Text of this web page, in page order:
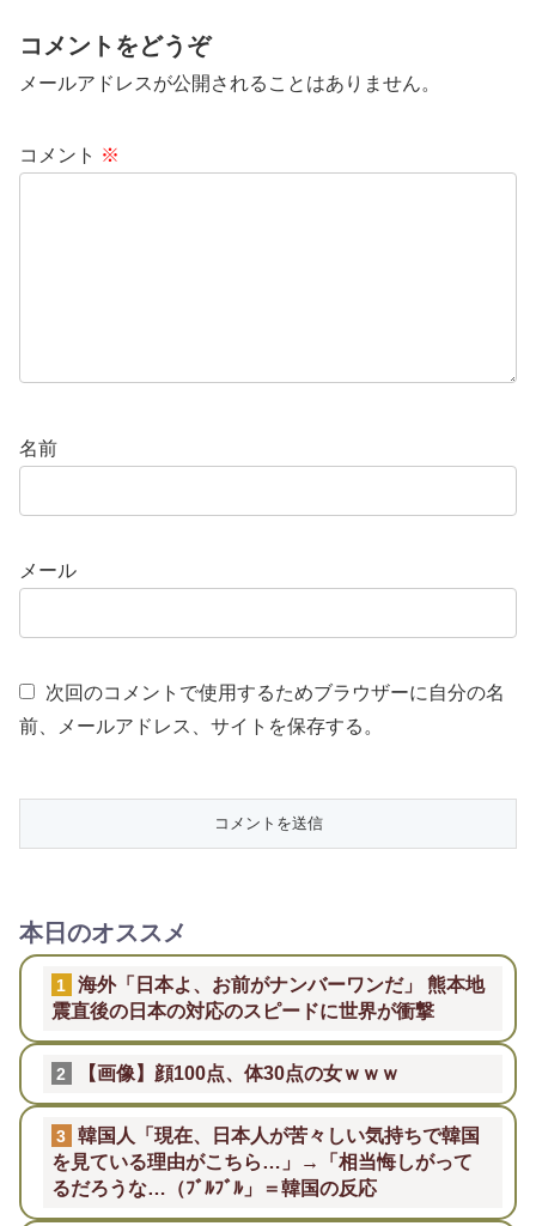
コメントをどうぞ
メールアドレスが公開されることはありません。
コメント ※
名前
メール
次回のコメントで使用するためブラウザーに自分の名
前、メールアドレス、サイトを保存する。
本日のオススメ
1
海外「日本よ、お前がナンバーワンだ」 熊本地
震直後の日本の対応のスピードに世界が衝撃
2 【画像】顔100点、体30点の女ｗｗｗ
3
韓国人「現在、日本人が苦々しい気持ちで韓国
を見ている理由がこちら…」→「相当悔しがって
るだろうな…（ﾌﾞﾙﾌﾞﾙ」＝韓国の反応